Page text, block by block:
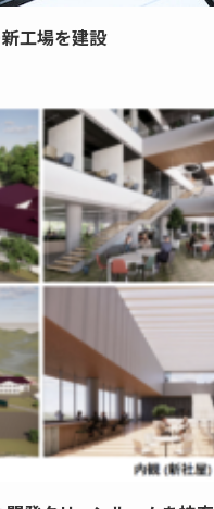
工場を建設